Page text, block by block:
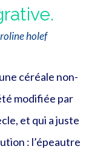
holef
céréale non-
modifiée par
et qui a juste
: l’épeautre